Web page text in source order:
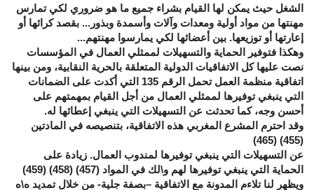
الشغل حيث يمكن لها القيام بشراء جميع ما هو ضروري لكي تمارس
مهنتها من مواد أولية ومعدات وآلات وأسمدة وبذور... بقصد كرائها أو
إعارتها أو توزيعها. بين أعضائها لكي يمارسوا مهنتهم...
وهكذا فتوفير الحماية والتسهيلات لممثلي العمال في المؤسسات
نصت عليها كل الاتفاقيات الدولية المتعلقة بالحرية النقابية، ومن بينها
اتفاقية منظمة العمل تحمل الرقم 135 التي أكدت على الضمانات
التي ينبغي توفيرها لممثلي العمال من أجل القيام بمهمتهم على
أحسن وجه، كما تحدثت عن التسهيلات التي ينبغي إعطائها له.
وقد احترم المشرع المغربي هذه الاتفاقية، بتنصيصه في المادتين
(455) (465)
عن التسهيلات التي ينبغي توفيرها لمندوب العمال. زيادة على
الحماية التي ينبغي توفيرها لهم و\لك في المواد (457) (458) (459)
ويظهر لنا تلاءم المدونة مع الاتفاقية –بصفة جلية- من خلال تمديد ه\ه